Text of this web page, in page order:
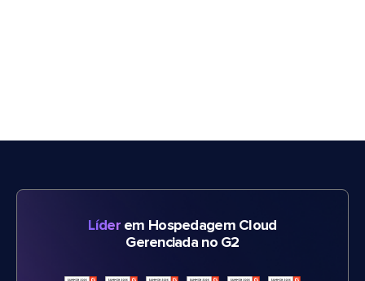
Líderem Hospedagem Cloud
Gerenciada no G2